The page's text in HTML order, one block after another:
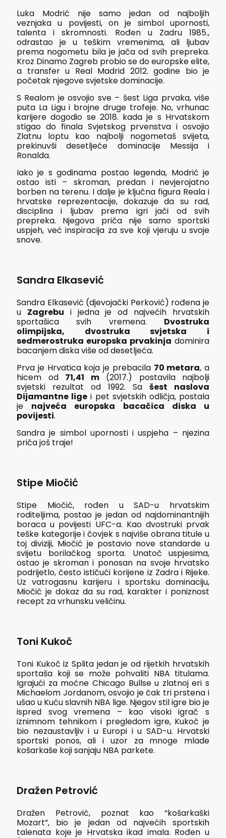
Luka Modrić nije samo jedan od najboljih
veznjaka u povijesti, on je simbol upornosti,
talenta i skromnosti. Rođen u Zadru 1985.,
odrastao je u teškim vremenima, ali ljubav
prema nogometu bila je jača od svih prepreka.
Kroz Dinamo Zagreb probio se do europske elite,
a transfer u Real Madrid 2012. godine bio je
početak njegove svjetske dominacije.
S Realom je osvojio sve – šest Liga prvaka, više
puta La Ligu i brojne druge trofeje. No, vrhunac
karijere dogodio se 2018. kada je s Hrvatskom
stigao do finala Svjetskog prvenstva i osvojio
Zlatnu loptu kao najbolji nogometaš svijeta,
prekinuvši desetljeće dominacije Messija i
Ronalda.
Iako je s godinama postao legenda, Modrić je
ostao isti – skroman, predan i nevjerojatno
borben na terenu. I dalje je ključna figura Reala i
hrvatske reprezentacije, dokazuje da su rad,
disciplina i ljubav prema igri jači od svih
prepreka. Njegova priča nije samo sportski
uspjeh, već inspiracija za sve koji vjeruju u svoje
snove.
Sandra Elkasević
Sandra Elkasević (djevojački Perković) rođena je
u Zagrebu i jedna je od najvećih hrvatskih
sportašica svih vremena. Dvostruka
olimpijska, dvostruka svjetska i
sedmerostruka europska prvakinja dominira
bacanjem diska više od desetljeća.
Prva je Hrvatica koja je prebacila 70 metara, a
hicem od 71,41 m(2017.) postavila najbolji
svjetski rezultat od 1992. Sa šest naslova
Dijamantne lige i pet svjetskih odličja, postala
je najveća europska bacačica diska u
povijesti.
Sandra je simbol upornosti i uspjeha – njezina
priča još traje!
Stipe Miočić
Stipe Miočić, rođen u SAD-u hrvatskim
roditeljima, postao je jedan od najdominantnijih
boraca u povijesti UFC-a. Kao dvostruki prvak
teške kategorije i čovjek s najviše obrana titule u
toj diviziji, Miočić je postavio nove standarde u
svijetu borilačkog sporta. Unatoč uspjesima,
ostao je skroman i ponosan na svoje hrvatsko
podrijetlo, često ističući korijene iz Zadra i Rijeke.
Uz vatrogasnu karijeru i sportsku dominaciju,
Miočić je dokaz da su rad, karakter i poniznost
recept za vrhunsku veličinu.
Toni Kukoč
Toni Kukoč iz Splita jedan je od rijetkih hrvatskih
sportaša koji se može pohvaliti NBA titulama.
Igrajući za moćne Chicago Bullse u zlatnoj eri s
Michaelom Jordanom, osvojio je čak tri prstena i
ušao u Kuću slavnih NBA lige. Njegov stil igre bio je
ispred svog vremena – kao visoki igrač s
iznimnom tehnikom i pregledom igre, Kukoč je
bio nezaustavljiv i u Europi i u SAD-u. Hrvatski
sportski ponos, ali i uzor za mnoge mlade
košarkaše koji sanjaju NBA parkete.
Dražen Petrović
Dražen Petrović, poznat kao “košarkaški
Mozart”, bio je jedan od najvećih sportskih
talenata koje je Hrvatska ikad imala. Rođen u